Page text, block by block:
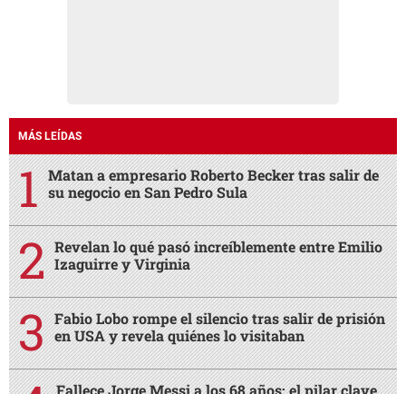
MÁS LEÍDAS
Matan a empresario Roberto Becker tras salir de
su negocio en San Pedro Sula
Revelan lo qué pasó increíblemente entre Emilio
Izaguirre y Virginia
Fabio Lobo rompe el silencio tras salir de prisión
en USA y revela quiénes lo visitaban
Fallece Jorge Messi a los 68 años: el pilar clave